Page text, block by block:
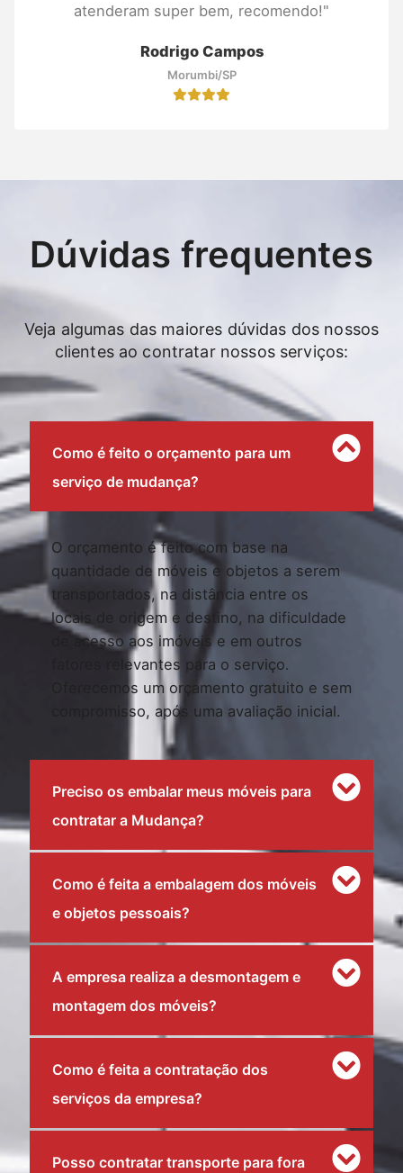
atenderam super bem, recomendo!"
Rodrigo Campos
Morumbi/SP
Dúvidas frequentes
Veja algumas das maiores dúvidas dos nossos
clientes ao contratar nossos serviços:
Como é feito o orçamento para um
serviço de mudança?
O orçamento é feito com base na
quantidade de móveis e objetos a serem
transportados, na distância entre os
locais de origem e destino, na dificuldade
de acesso aos imóveis e em outros
fatores relevantes para o serviço.
Oferecemos um orçamento gratuito e sem
compromisso, após uma avaliação inicial.
Preciso os embalar meus móveis para
contratar a Mudança?
Como é feita a embalagem dos móveis
e objetos pessoais?
A empresa realiza a desmontagem e
montagem dos móveis?
Como é feita a contratação dos
serviços da empresa?
Posso contratar transporte para fora